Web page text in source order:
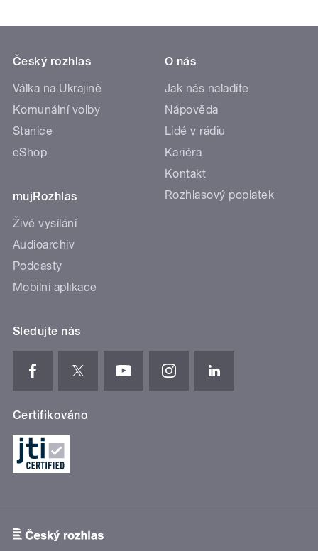
Český rozhlas
Válka na Ukrajině
Komunální volby
Stanice
eShop
mujRozhlas
Živé vysílání
Audioarchiv
Podcasty
Mobilní aplikace
O nás
Jak nás naladíte
Nápověda
Lidé v rádiu
Kariéra
Kontakt
Rozhlasový poplatek
Sledujte nás
Certifikováno